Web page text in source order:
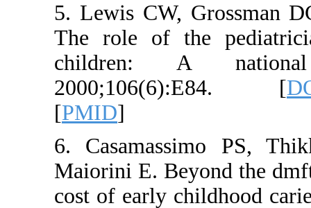
5. Lewis CW,
The role of
children:
6.
Maiorini E.
cost of early